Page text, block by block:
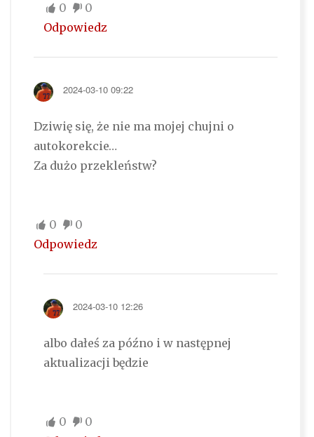
0
0
Odpowiedz
2024-03-10 09:22
Dziwię się, że nie ma mojej chujni o
autokorekcie…
Za dużo przekleństw?
0
0
Odpowiedz
2024-03-10 12:26
albo dałeś za późno i w następnej
aktualizacji będzie
0
0